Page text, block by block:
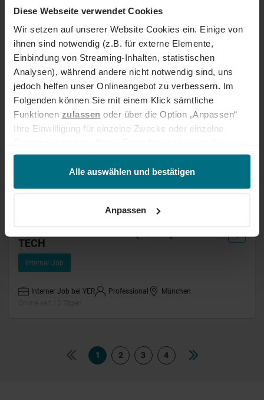
Diese Webseite verwendet Cookies
Wir setzen auf unserer Website Cookies ein. Einige von
ihnen sind notwendig (z.B. für externe Elemente,
Einbindung von Streaming-Inhalten, statistischen
Analysen), während andere nicht notwendig sind, uns
jedoch helfen unser Onlineangebot zu verbessern. Im
Folgenden können Sie mit einem Klick sämtliche
Funktionen zulassen oder über die Option „Anpassen“
Ihre Einwilligung für einzelne Zwecke oder einzelne
jederzeit über unserenCookie-Hinweisaufrufen
und/oder nachträglich jederzeit anpassen. Weitere
Informationen erhalten Sie über unseren
Alle auswählen und bestätigen
Anpassen
Senior Sales Consultant / Account
Interner Job
Interner Job bei YER Senior
Köln
Senior Sales Consultant (m/w/d) TECH &
IT
Online seit 12 Tagen
TECH
Interner Job
Interner Job bei YER Professional
München
1 2 3 4